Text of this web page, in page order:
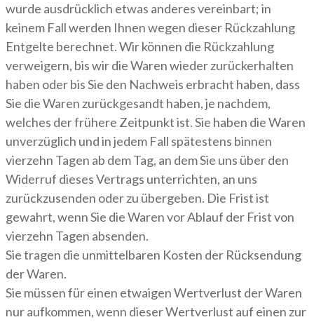
wurde ausdrücklich etwas anderes vereinbart; in
keinem Fall werden Ihnen wegen dieser Rückzahlung
Entgelte berechnet. Wir können die Rückzahlung
verweigern, bis wir die Waren wieder zurückerhalten
haben oder bis Sie den Nachweis erbracht haben, dass
Sie die Waren zurückgesandt haben, je nachdem,
welches der frühere Zeitpunkt ist. Sie haben die Waren
unverzüglich und in jedem Fall spätestens binnen
vierzehn Tagen ab dem Tag, an dem Sie uns über den
Widerruf dieses Vertrags unterrichten, an uns
zurückzusenden oder zu übergeben. Die Frist ist
gewahrt, wenn Sie die Waren vor Ablauf der Frist von
vierzehn Tagen absenden.
Sie tragen die unmittelbaren Kosten der Rücksendung
der Waren.
Sie müssen für einen etwaigen Wertverlust der Waren
nur aufkommen, wenn dieser Wertverlust auf einen zur